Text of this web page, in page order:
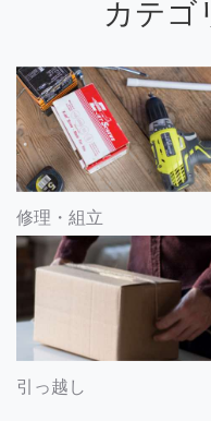
カテゴ
修理・組立
引っ越し